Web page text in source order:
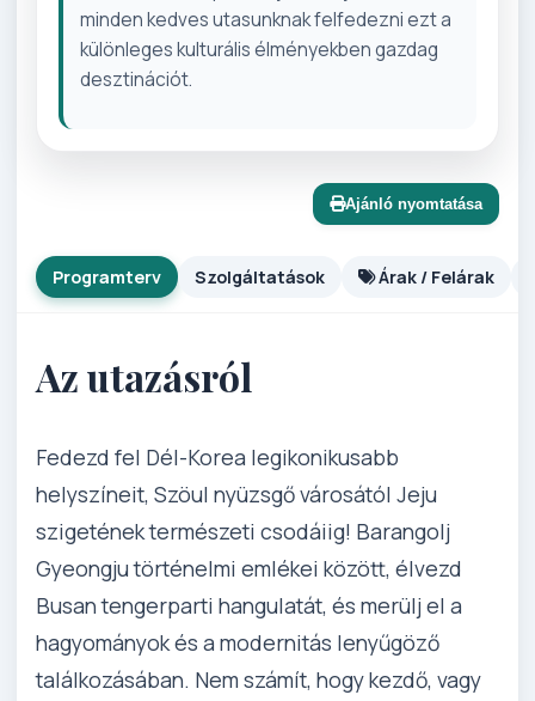
minden kedves utasunknak felfedezni ezt a
különleges kulturális élményekben gazdag
desztinációt.
Ajánló nyomtatása
Programterv Szolgáltatások Árak / Felárak
Az utazásról
Fedezd fel Dél-Korea legikonikusabb
helyszíneit, Szöul nyüzsgő városától Jeju
szigetének természeti csodáiig! Barangolj
Gyeongju történelmi emlékei között, élvezd
Busan tengerparti hangulatát, és merülj el a
hagyományok és a modernitás lenyűgöző
találkozásában. Nem számít, hogy kezdő, vagy